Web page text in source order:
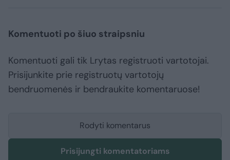
Komentuoti po šiuo straipsniu
Komentuoti gali tik Lrytas registruoti vartotojai.
Prisijunkite prie registruotų vartotojų
bendruomenės ir bendraukite komentaruose!
Rodyti komentarus
Prisijungti komentatoriams